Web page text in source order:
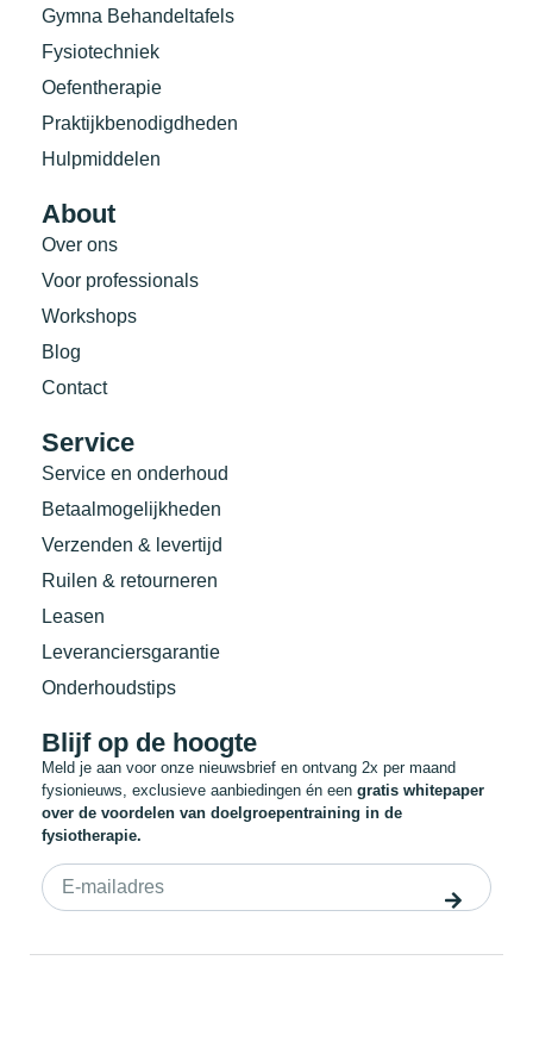
Gymna Behandeltafels
Fysiotechniek
Oefentherapie
Praktijkbenodigdheden
Hulpmiddelen
About
Over ons
Voor professionals
Workshops
Blog
Contact
Service
Service en onderhoud
Betaalmogelijkheden
Verzenden & levertijd
Ruilen & retourneren
Leasen
Leveranciersgarantie
Onderhoudstips
Blijf op de hoogte
Meld je aan voor onze nieuwsbrief en ontvang 2x per maand
fysionieuws, exclusieve aanbiedingen én een gratis whitepaper
over de voordelen van doelgroepentraining in de
fysiotherapie.